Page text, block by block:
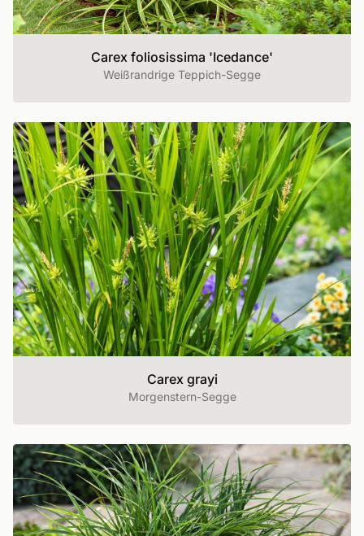
Carex foliosissima 'Icedance'
Weißrandrige Teppich-Segge
Carex grayi
Morgenstern-Segge